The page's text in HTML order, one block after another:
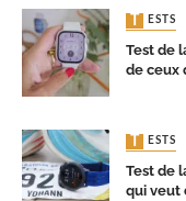
TESTS
Test de
de ceux
TESTS
Test de
qui veut